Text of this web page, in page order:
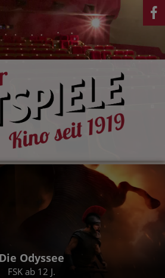
Die Odyssee
FSK ab 12 J.